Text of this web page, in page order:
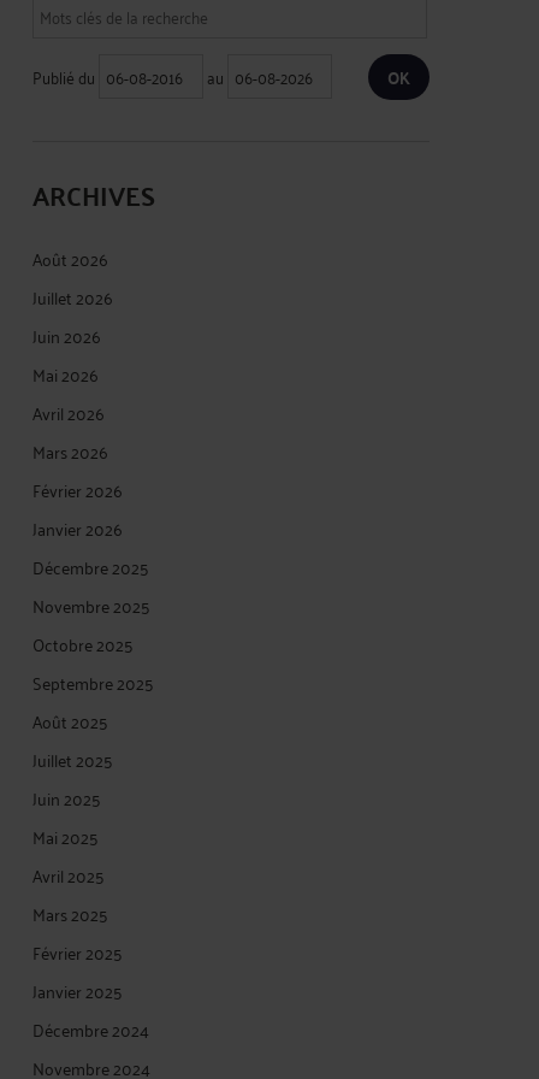
Publié du au
ARCHIVES
Août 2026
Juillet 2026
Juin 2026
Mai 2026
Avril 2026
Mars 2026
Février 2026
Janvier 2026
Décembre 2025
Novembre 2025
Octobre 2025
Septembre 2025
Août 2025
Juillet 2025
Juin 2025
Mai 2025
Avril 2025
Mars 2025
Février 2025
Janvier 2025
Décembre 2024
Novembre 2024